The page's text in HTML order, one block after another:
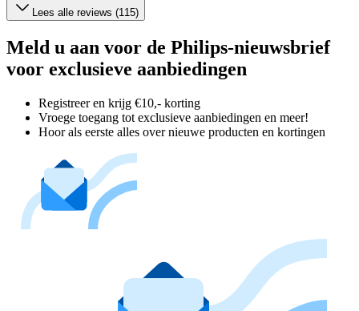
Lees alle reviews (115)
Meld u aan voor de Philips-nieuwsbrief
voor exclusieve aanbiedingen
Registreer en krijg €10,- korting
Vroege toegang tot exclusieve aanbiedingen en meer!
Hoor als eerste alles over nieuwe producten en kortingen